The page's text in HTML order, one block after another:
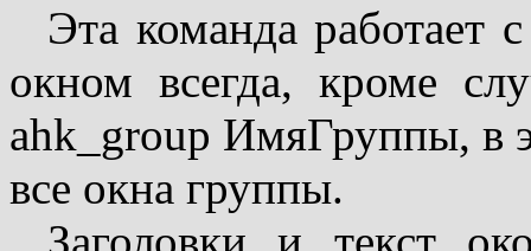
Эта команда
окном всегда, кроме
ahk_group ИмяГруппы, в
все окна группы.
Заголовки и текст